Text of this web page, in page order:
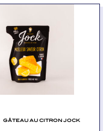
GÂTEAU AU CITRON JOCK